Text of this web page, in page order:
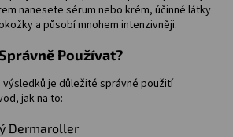
nanesete sérum nebo krém, účinné látky
a působí mnohem intenzivněji.
Používat?
je důležité správné použití
jak na to:
Dermaroller